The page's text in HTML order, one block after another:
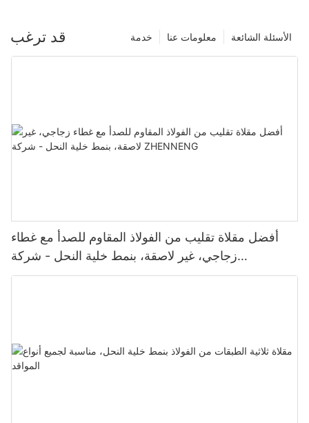
قد ترغب الأسئلة الشائعة معلومات عنا خدمة
أفضل مقلاة تقليب من الفولاذ المقاوم للصدأ مع غطاء
زجاجي، غير لاصقة، بنمط خلية النحل - شركة
ZHENNENG